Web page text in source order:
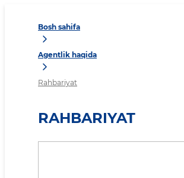
Bosh sahifa
Agentlik haqida
Rahbariyat
RAHBARIYAT